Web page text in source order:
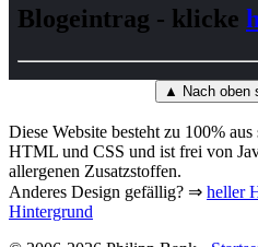
Blogeintrag - klicke
▲ Nach oben
Diese Website besteht zu 100%
HTML und CSS und ist frei von
allergenen Zusatzstoffen.
Anderes Design gefällig? ⇒ heller
Hintergrund